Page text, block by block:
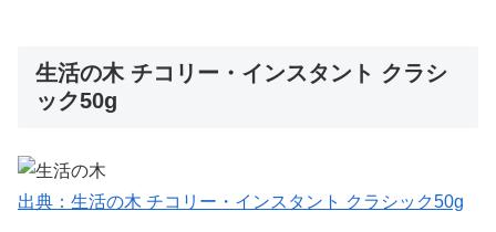
生活の木 チコリー・インスタント クラシ
ック50g
出典：生活の木 チコリー・インスタント クラシック50g